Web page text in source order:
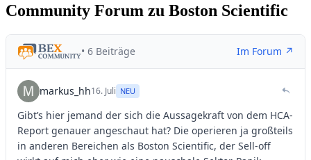
Community Forum zu Boston Scientific